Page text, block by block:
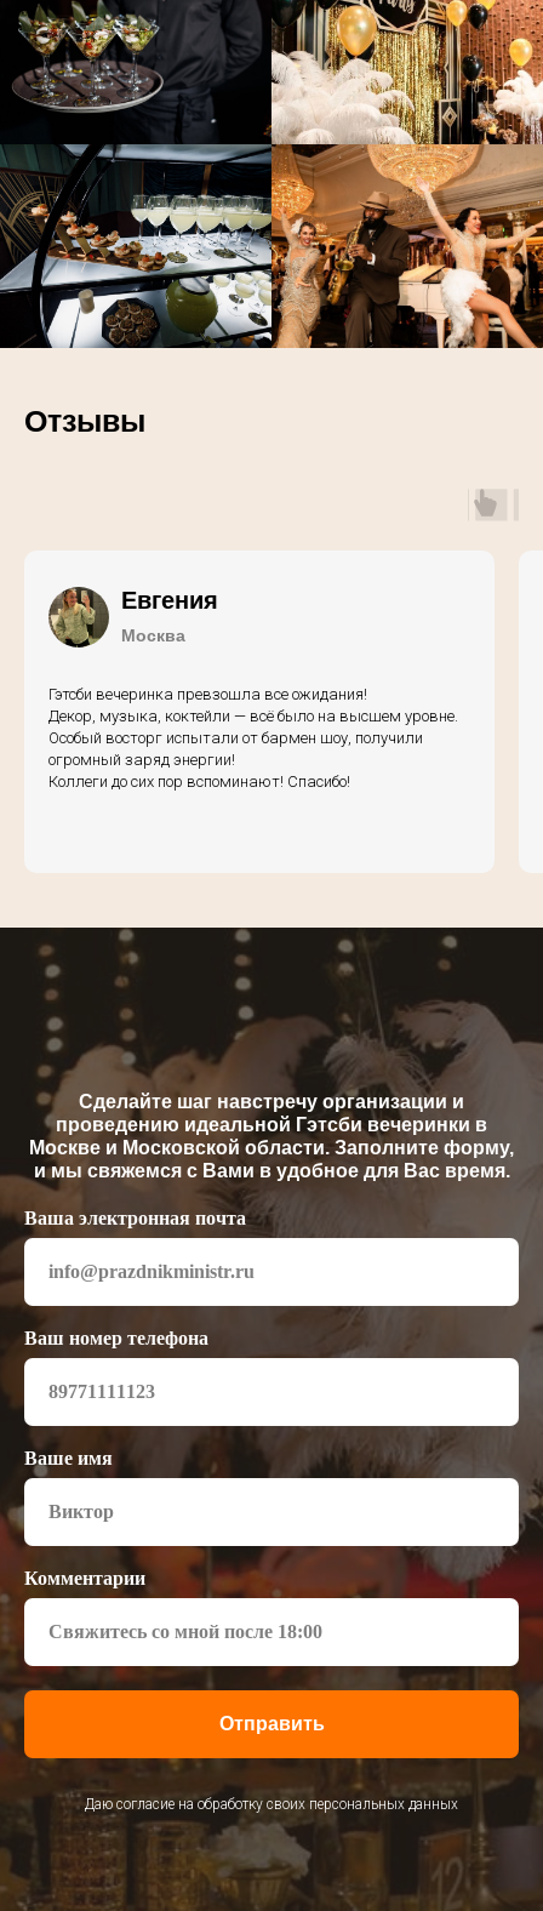
Отзывы
Евгения
Москва
Гэтсби вечеринка превзошла все ожидания!
Декор, музыка, коктейли — всё было на высшем уровне.
Особый восторг испытали от бармен шоу, получили
огромный заряд энергии!
Коллеги до сих пор вспоминают! Спасибо!
Сделайте шаг навстречу организации и
проведению идеальной Гэтсби вечеринки в
Москве и Московской области. Заполните форму,
и мы свяжемся с Вами в удобное для Вас время.
Ваша электронная почта
Ваш номер телефона
Ваше имя
Комментарии
Отправить
Даю согласие на обработку своих персональных данных